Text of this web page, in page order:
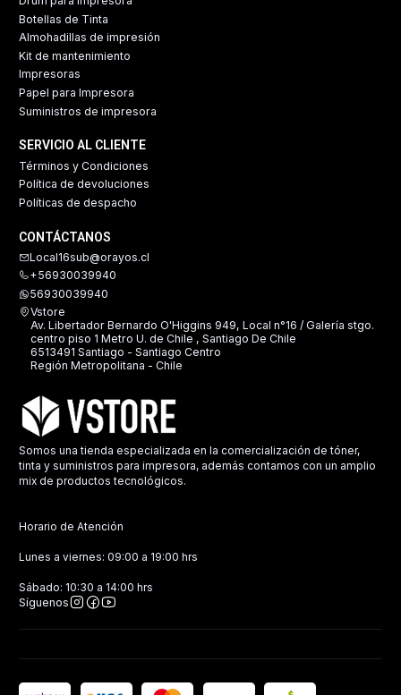
Botellas de Tinta
Almohadillas de impresión
Kit de mantenimiento
Impresoras
Papel para Impresora
Suministros de impresora
SERVICIO AL CLIENTE
Términos y Condiciones
Política de devoluciones
Políticas de despacho
CONTÁCTANOS
Local16sub@orayos.cl
+56930039940
56930039940
Vstore
Av. Libertador Bernardo O'Higgins 949, Local n°16 / Galería stgo.
centro piso 1 Metro U. de Chile , Santiago De Chile
6513491 Santiago - Santiago Centro
Región Metropolitana - Chile
Somos una tienda especializada en la comercialización de tóner,
tinta y suministros para impresora, además contamos con un amplio
mix de productos tecnológicos.
Horario de Atención
Lunes a viernes: 09:00 a 19:00 hrs
Sábado: 10:30 a 14:00 hrs
Síguenos